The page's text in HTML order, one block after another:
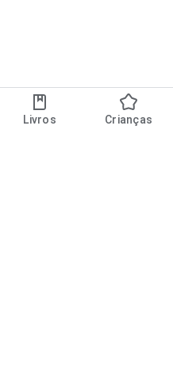
Livros Crianças